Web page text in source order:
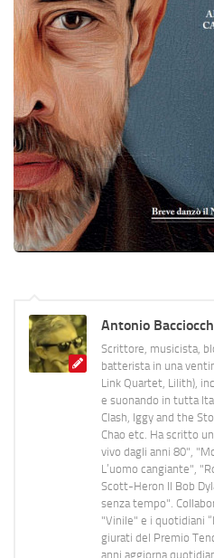
Antonio
Scrittore, musicista,
batterista in una
Link Quartet, Lilith),
e suonando in tutta
Clash, Iggy and the
Chao etc. Ha scritto
vivo dagli anni 80",
L’uomo cangiante",
Scott-Heron Il Bob
senza tempo".
"Vinile" e i quotidiani
giurati del Premio
anni aggiorna